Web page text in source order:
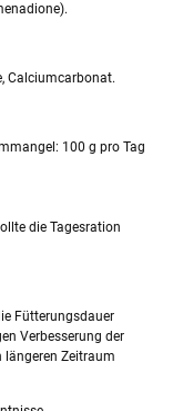
Calciumcarbonat.
100 g pro Tag
die Tagesration
Fütterungsdauer
Verbesserung der
längeren Zeitraum